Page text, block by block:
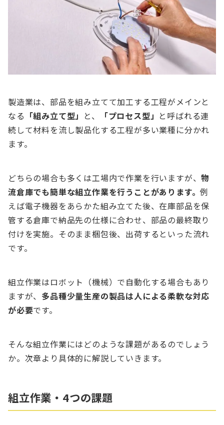
製造業は、部品を組み立てて加工する工程がメインと
なる 「組み立て型」 と、 「プロセス型」 と呼ばれる連
続して材料を流し製品化する工程が多い業種に分かれ
ます。
どちらの場合も多くは工場内で作業を行いますが、物
流倉庫でも簡単な組立作業を行うことがあります。例
えば電子機器をあらかた組み立てた後、在庫部品を保
管する倉庫で納品先の仕様に合わせ、部品の最終取り
付けを実施。そのまま梱包後、出荷するといった流れ
です。
組立作業はロボット（機械）で自動化する場合もあり
ますが、 多品種少量生産の製品は人による柔軟な対応
が必要です。
そんな組立作業にはどのような課題があるのでしょう
か。次章より具体的に解説していきます。
組立作業・4つの課題